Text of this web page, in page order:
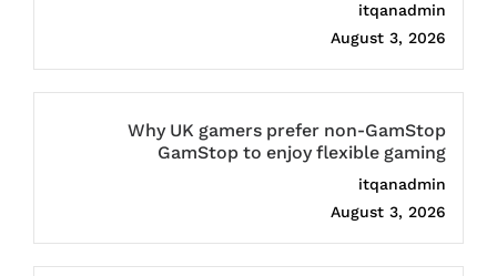
itqanadmin
August 3, 2026
Why UK gamers prefer non-GamStop
GamStop to enjoy flexible gaming
itqanadmin
August 3, 2026